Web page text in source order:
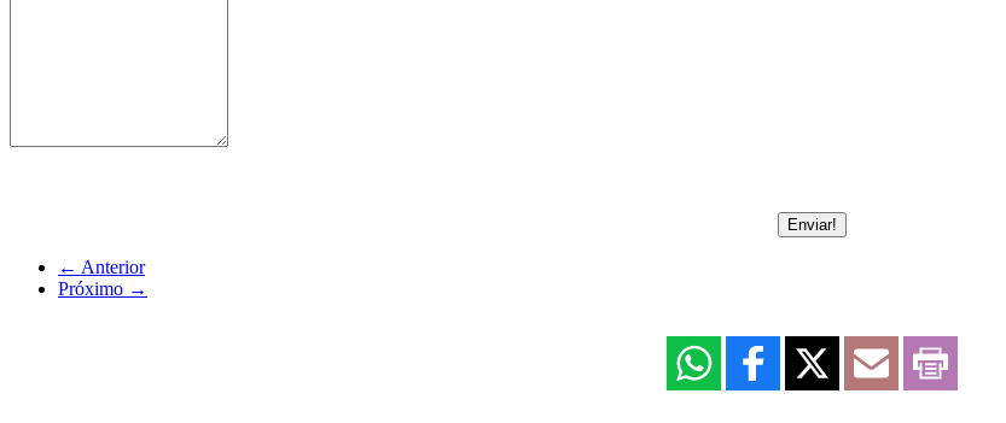
← Anterior
Próximo →